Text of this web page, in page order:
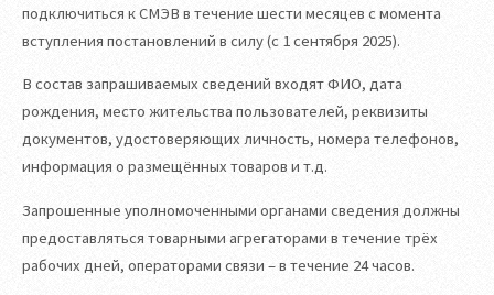
подключиться к СМЭВ в течение шести месяцев с момента
вступления постановлений в силу (с 1 сентября 2025).
В состав запрашиваемых сведений входят ФИО, дата
рождения, место жительства пользователей, реквизиты
документов, удостоверяющих личность, номера телефонов,
информация о размещённых товаров и т.д.
Запрошенные уполномоченными органами сведения должны
предоставляться товарными агрегаторами в течение трёх
рабочих дней, операторами связи – в течение 24 часов.